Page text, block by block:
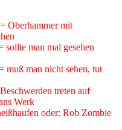
Oberhammer mit
man mal gesehen
muß man nicht sehen, tut
treten auf
Werk
oder: Rob Zombie